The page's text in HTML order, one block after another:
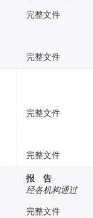
完整文件
完整文件
完整文件
完整文件
报 告
经各机构通过
完整文件